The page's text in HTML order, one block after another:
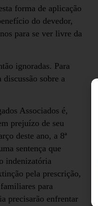
forma de aplicação
do devedor,
para se ver livre da
ignoradas. Para
sobre a
Associados é,
prejuízo de seu
deste ano, a 8ª
sentença que
indenizatória
pela prescrição,
para
precisarão enfrentar